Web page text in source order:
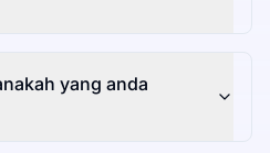
yang anda